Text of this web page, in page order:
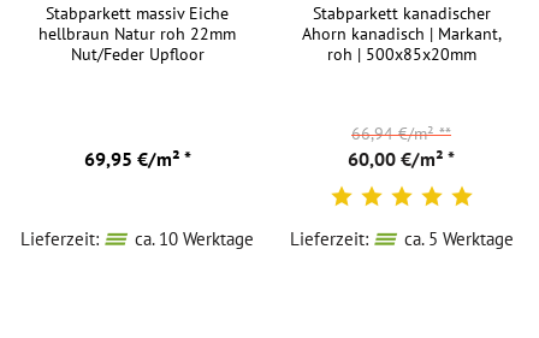
Stabparkett massiv Eiche
hellbraun Natur roh 22mm
Nut/Feder Upfloor
69,95 €/m² *
Lieferzeit: ca. 10 Werktage
Stabparkett kanadischer
Ahorn kanadisch | Markant,
roh | 500x85x20mm
60,00 €/m² *
66,94 €/m²**
Lieferzeit: ca. 5 Werktage